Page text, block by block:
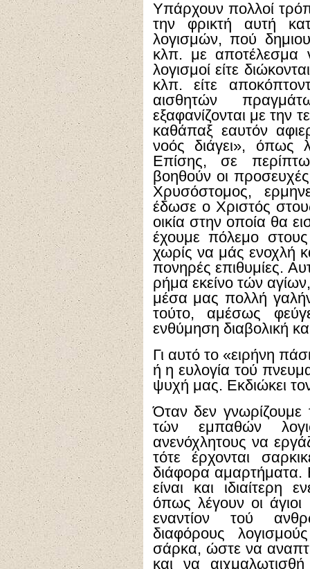
Υπάρχουν πολλοί
την φρικτή αυτή
λογισμών, πού
κλπ. με αποτέλεσμα
λογισμοί είτε
κλπ. είτε
αισθητών
εξαφανίζονται με την
καθάπαξ εαυτόν
νοός διάγει», όπως
Επίσης, σε
βοηθούν οι
Χρυσόστομος,
έδωσε ο Χριστός
οικία στην οποία θα
έχουμε πόλεμο
χωρίς να μάς ενοχλή
πονηρές επιθυμίες.
ρήμα εκείνο τών
μέσα μας πολλή
τούτο, αμέσως
ενθύμηση διαβολική
Γι αυτό το «ειρήνη
ή η ευλογία τού
ψυχή μας. Εκδιώκει
Όταν δεν γνωρίζουμε
τών εμπαθών
ανενόχλητους να
τότε έρχονται
διάφορα
είναι και ιδιαίτερη
όπως λέγουν οι άγιοι
εναντίον τού
διαφόρους
σάρκα, ώστε να
και να